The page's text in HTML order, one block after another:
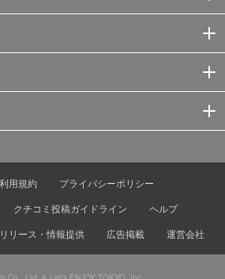
利用規約
プライバシーポリシー
クチコミ投稿ガイドライン
ヘルプ
リース・情報提供 広告掲載 運営会社